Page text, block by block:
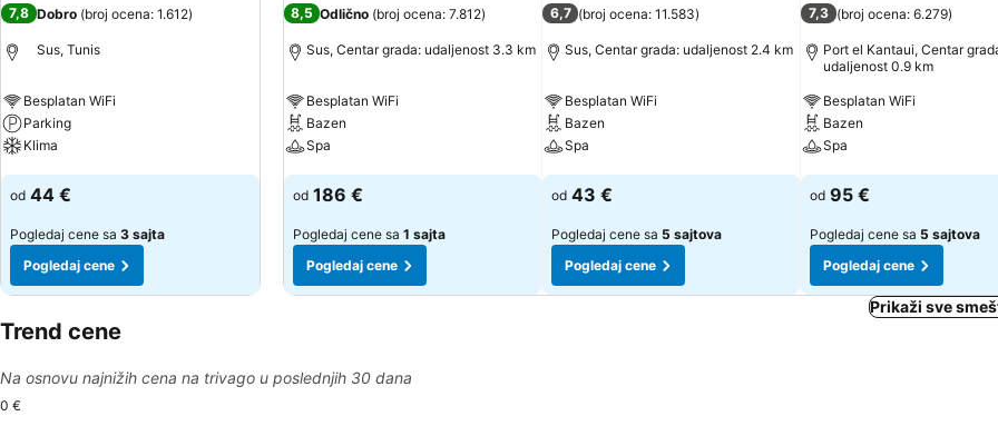
7,8 Dobro (broj ocena: 1.612)
Sus, Tunis
Besplatan WiFi
Parking
Klima
Pogledaj cene
od 44 €
Pogledaj cene sa 3 sajta
Pogledaj cene
8,5 Odlično (broj ocena: 7.812)
Sus, Centar grada: udaljenost 3.3 km
Besplatan WiFi
Bazen
Spa
Pogledaj cene
od 186 €
Pogledaj cene sa 1 sajta
Pogledaj cene
6,7 (broj ocena: 11.583)
Sus, Centar grada: udaljenost 2.4 km
Besplatan WiFi
Bazen
Spa
Pogledaj cene
od 43 €
Pogledaj cene sa 5 sajtova
Pogledaj cene
7,3 (broj ocena: 6.279)
Port el Kantaui, Centar
udaljenost 0.9 km
Besplatan WiFi
Bazen
Spa
Pogledaj cene
od 95 €
Pogledaj cene sa 5 sajtova
Pogledaj cene
Prikaži sve
Trend cene
Na osnovu najnižih cena na trivago u poslednjih 30 dana
0 €